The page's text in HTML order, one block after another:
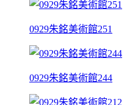
0929朱銘美術館251
0929朱銘美術館244